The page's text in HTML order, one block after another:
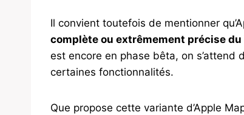
Il convient toutefois de mentionner
complète ou extrêmement précise du
est encore en phase bêta, on s’attend
certaines fonctionnalités.
Que propose cette variante d’Apple